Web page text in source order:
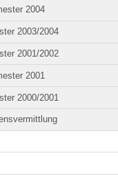
2004
2003/2004
2001/2002
2001
2000/2001